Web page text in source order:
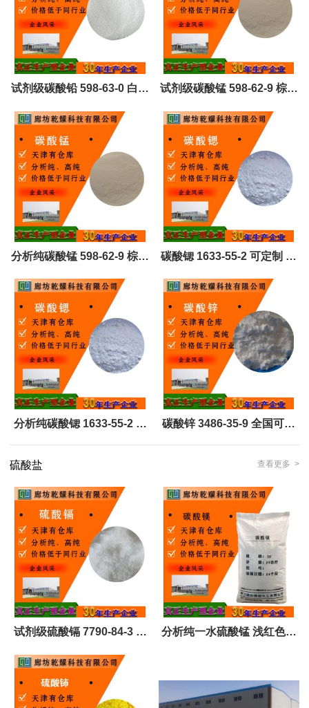
试剂级碳酸铅 598-63-0 白色
粉末 试剂大包装 全国可售
试剂级碳酸锰 598-62-9 棕色
粉末 全国可售
分析纯碳酸锰 598-62-9 棕色
粉末 全国可售
碳酸锶 1633-55-2 可定制 全
国定制
分析纯碳酸锶 1633-55-2 可 碳酸锌 3486-35-9 全国可售
硫酸盐
查看更多 >
试剂级硫酸镉 7790-84-3 白
色单斜晶系柱状结晶
分析纯一水硫酸锰 浅红色结
96-5